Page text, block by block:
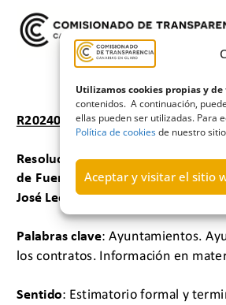
Utilizamos cookies propias y de
contenidos. A continuación,
ellas pueden ser utilizadas. Para
Política de cookiesde nuestro
Aceptar y visitar el sitio